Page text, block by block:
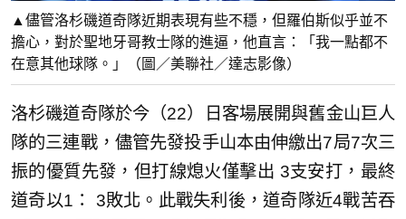
▲儘管洛杉磯道奇隊近期表現有些不穩，但羅伯斯似乎並不
擔心，對於聖地牙哥教士隊的進逼，他直言：「我一點都不
在意其他球隊。」（圖／美聯社／達志影像）
洛杉磯道奇隊於今（22）日客場展開與舊金山巨人
隊的三連戰，儘管先發投手山本由伸繳出7局7次三
振的優質先發，但打線熄火僅擊出 3支安打，最終
道奇以1： 3敗北。此戰失利後，道奇隊近4戰苦吞